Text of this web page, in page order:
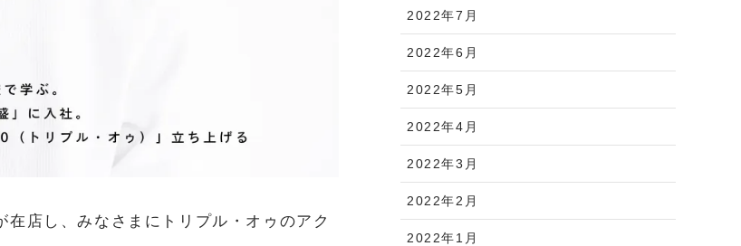
店し、みなさまにトリプル・オゥのアク
2022年7月
2022年6月
2022年5月
2022年4月
2022年3月
2022年2月
2022年1月